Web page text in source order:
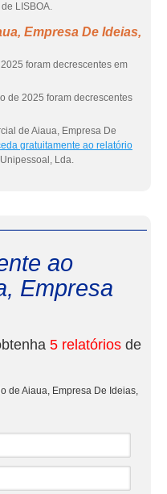
LISBOA.
Empresa De Ideias,
foram decrescentes em
de 2025 foram decrescentes
de Aiaua, Empresa De
gratuitamente ao relatório
Lda.
ao
Empresa
5 relatórios de
de Aiaua, Empresa De Ideias,